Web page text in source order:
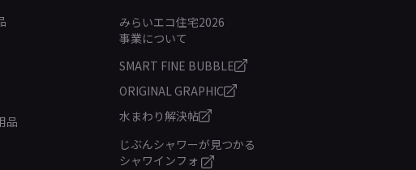
品
みらいエコ住宅2026
事業について
SMART FINE BUBBLE
ORIGINAL GRAPHIC
水まわり解決帖
じぶんシャワーが見つかる
シャワインフォ